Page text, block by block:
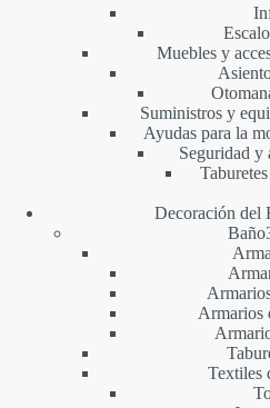
Muebles y
Suministros y
Ayudas para la
Seguridad y
Decoración del
Baño
Armarios
Textiles